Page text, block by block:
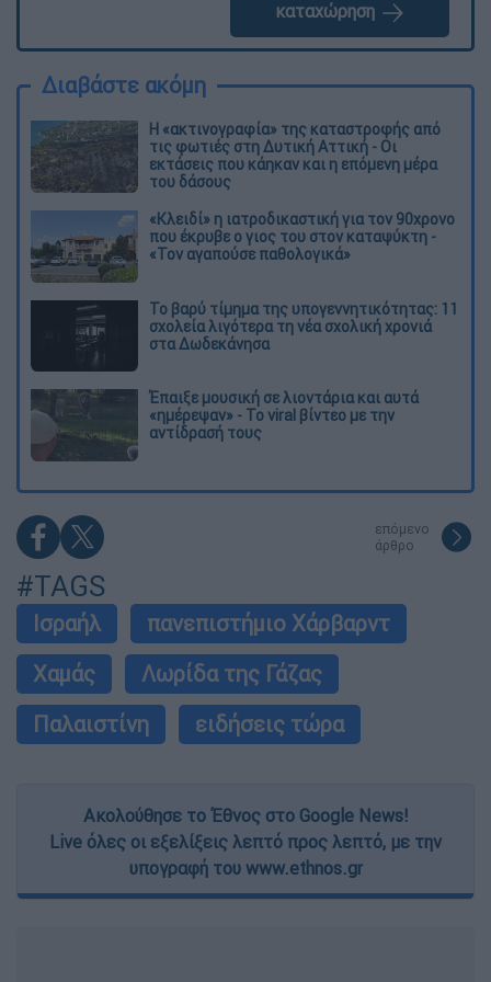
καταχώρηση
Διαβάστε ακόμη
Η «ακτινογραφία» της καταστροφής από
τις φωτιές στη Δυτική Αττική - Οι
εκτάσεις που κάηκαν και η επόμενη μέρα
του δάσους
«Κλειδί» η ιατροδικαστική για τον 90χρονο
που έκρυβε ο γιος του στον καταψύκτη -
«Τον αγαπούσε παθολογικά»
Το βαρύ τίμημα της υπογεννητικότητας: 11
σχολεία λιγότερα τη νέα σχολική χρονιά
στα Δωδεκάνησα
Έπαιξε μουσική σε λιοντάρια και αυτά
«ημέρεψαν» - Το viral βίντεο με την
αντίδρασή τους
επόμενο
άρθρο
#TAGS
Ισραήλ
πανεπιστήμιο Χάρβαρντ
Χαμάς
Λωρίδα της Γάζας
Παλαιστίνη
ειδήσεις τώρα
Ακολούθησε το Έθνος στο Google News!
Live όλες οι εξελίξεις λεπτό προς λεπτό, με την
υπογραφή του www.ethnos.gr